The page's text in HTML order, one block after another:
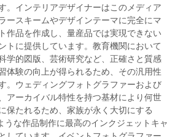
。インテリアデザイナーはこのメディア
ースキームやデザインテーマに完全にマ
作品を作成し、量産品では実現できない
トに提供しています。教育機関において
学的図版、芸術研究など、正確さと質感
体験の向上が得られるため、その汎用性
。ウェディングフォトグラファーおよび
アーカイバル特性を持つ基材により何世
保たれるため、家族が永く大切にする
うな作品制作に最高のインクジェットキャ